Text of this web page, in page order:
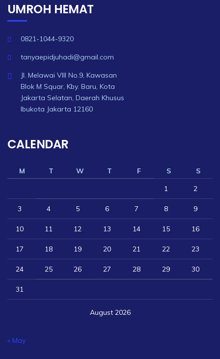
UMROH HEMAT
0821-1044-9320
tanyaepidjuhadi@gmail.com
Jl. Melawai VIII No.9, Kawasan
Blok M Squar, Kby. Baru, Kota
Jakarta Selatan, Daerah Khusus
Ibukota Jakarta 12160
CALENDAR
August 2026
M T W T F S
S
1
2
3 4 5 6 7 8 9
10 11 12 13 14 15 16
17 18 19 20 21 22 23
24 25 26 27 28 29 30
31
« May